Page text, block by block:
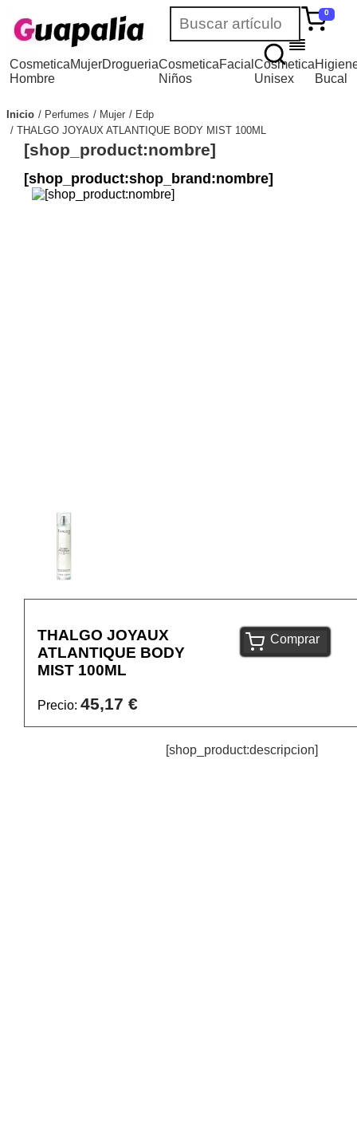
0
Cosmetica
Hombre
MujerDrogueriaCosmetica
Niños
FacialCosmetica
Unisex
Bucal
Inicio Perfumes Mujer
Edp
THALGO JOYAUX ATLANTIQUE BODY MIST 100ML
[shop_product:nombre]
[shop_product:shop_brand:nombre]
THALGO JOYAUX
ATLANTIQUE BODY
MIST 100ML
Precio: 45,17 €
Comprar
[shop_product:descripcion]